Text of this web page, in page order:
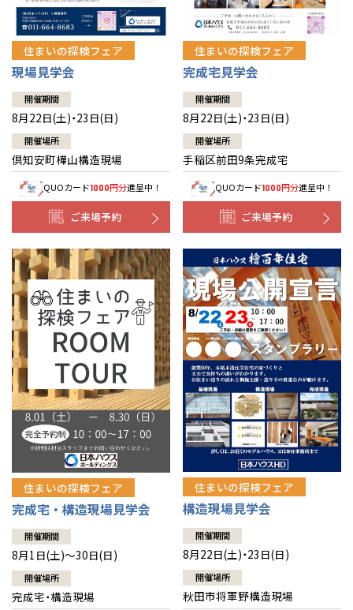
住まいの探検フェア
現場見学会
開催期間
8月22日(土)・23日(日)
開催場所
倶知安町樺山構造現場
QUOカード1000円分進呈中！
ご来場予約
住まいの探検フェア
完成宅見学会
開催期間
8月22日(土)・23日(日)
開催場所
手稲区前田9条完成宅
QUOカード1000円分進呈中！
ご来場予約
住まいの探検フェア
完成宅・構造現場見学会
開催期間
8月1日(土)～30日(日)
開催場所
完成宅・構造現場
住まいの探検フェア
構造現場見学会
開催期間
8月22日(土)・23日(日)
開催場所
秋田市将軍野構造現場
道央
道北
道南
道東
青森
秋田
岩手
山形
宮城
福島
甲信越・北陸
新潟
山梨
長野
富山
石川
福井
関東
東京
神奈川
埼玉
千葉
茨城
栃木
群馬
東海
愛知
岐阜
静岡
三重
近畿
大阪
京都
兵庫
奈良
滋賀
和歌山
中国・四国
岡山
香川
愛媛
鳥取
島根
広島
山口
徳島
高知
九州
福岡
佐賀
熊本
大分
宮崎
鹿児島
長崎
沖縄
分譲マンション
※現住所のある都道府県以外の建築予定地の方でも現住所の有るお近
くの展示場又は店舗にお問合せください。移住の計画の方もご相談対
応します。お気軽にご相談ください。
道央
苫小牧千歳
小樽
道北
道南
道東
釧路
青森県
八戸
青森
秋田県
秋田
岩手県
山形県
宮城県
仙台
福島県
会津
甲信越・北陸
新潟県
長岡
山梨県
長野県
富山県
富山
石川県
福井県
福井
関東
東京都
神奈川県
相模
埼玉県
埼玉
千葉県
千葉
柏
茨城県
水戸
栃木県
宇都宮
小山
群馬県
群馬
伊勢崎
東海
愛知県
岐阜県
岐阜
静岡県
三重県
四日市
近畿
大阪府
大阪
京都府
京都
兵庫県
姫路
奈良県
奈良
中国・四国
岡山県
岡山
愛媛県
松山
九州
福岡県
福岡
佐賀県
佐賀
熊本県
熊本
大分県
大分
宮崎県
宮崎
鹿児島県
鹿児島